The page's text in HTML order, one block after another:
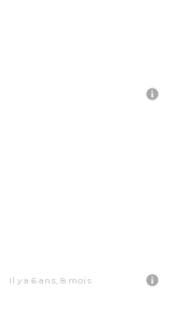
Il y a 6 ans, 8 mois